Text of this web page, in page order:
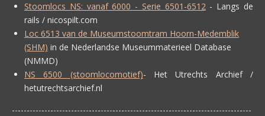
Stoomlocs NS: vanaf 6000 - Serie 6501-6512- Langs de
rails / nicospilt.com
Loc 6513 van de Museumstoomtram Hoorn-Medemblik
(SHM) in de Nederlandse Museummaterieel Database
(NMMD)
NS 6500 (stoomlocomotief)- Het Utrechts Archief /
hetutrechtsarchief.nl
---------------------------------------------------------------------------------